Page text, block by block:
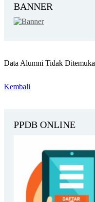
BANNER
Data Alumni Tidak
Kembali
PPDB ONLINE